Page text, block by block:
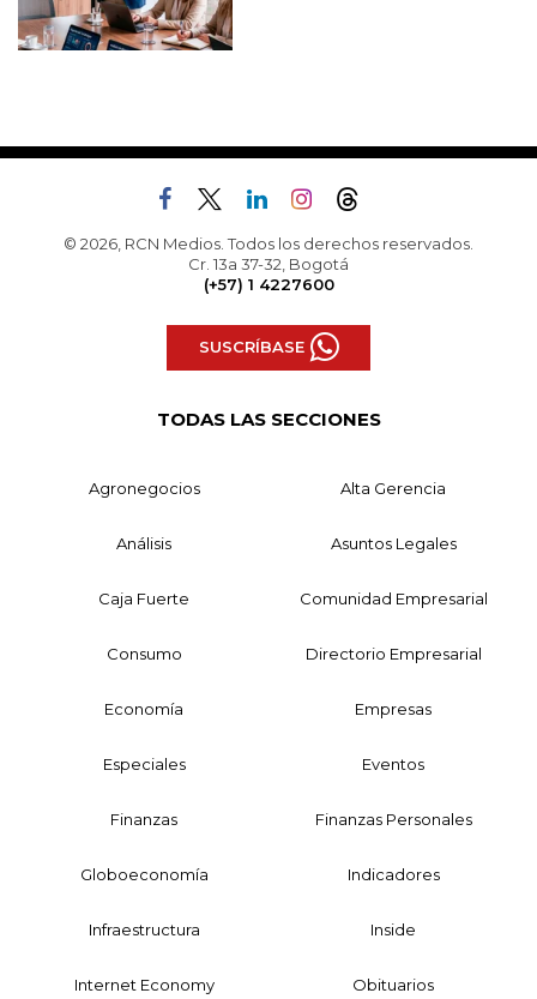
© 2026, RCN Medios. Todos los derechos reservados.
Cr. 13a 37-32, Bogotá
(+57) 1 4227600
SUSCRÍBASE
TODAS LAS SECCIONES
Agronegocios Alta Gerencia
Análisis Asuntos Legales
Caja Fuerte Comunidad Empresarial
Consumo Directorio Empresarial
Economía Empresas
Especiales Eventos
Finanzas Finanzas Personales
Globoeconomía Indicadores
Infraestructura Inside
Internet Economy Obituarios